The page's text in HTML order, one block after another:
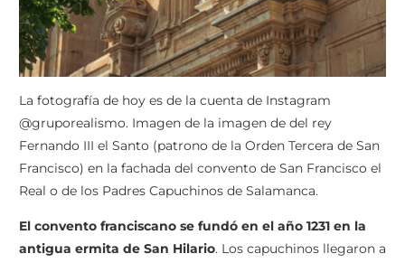
La fotografía de hoy es de la cuenta de Instagram
@gruporealismo. Imagen de la imagen de del rey
Fernando III el Santo (patrono de la Orden Tercera de San
Francisco) en la fachada del convento de San Francisco el
Real o de los Padres Capuchinos de Salamanca.
El convento franciscano se fundó en el año 1231 en la
antigua ermita de San Hilario. Los capuchinos llegaron a